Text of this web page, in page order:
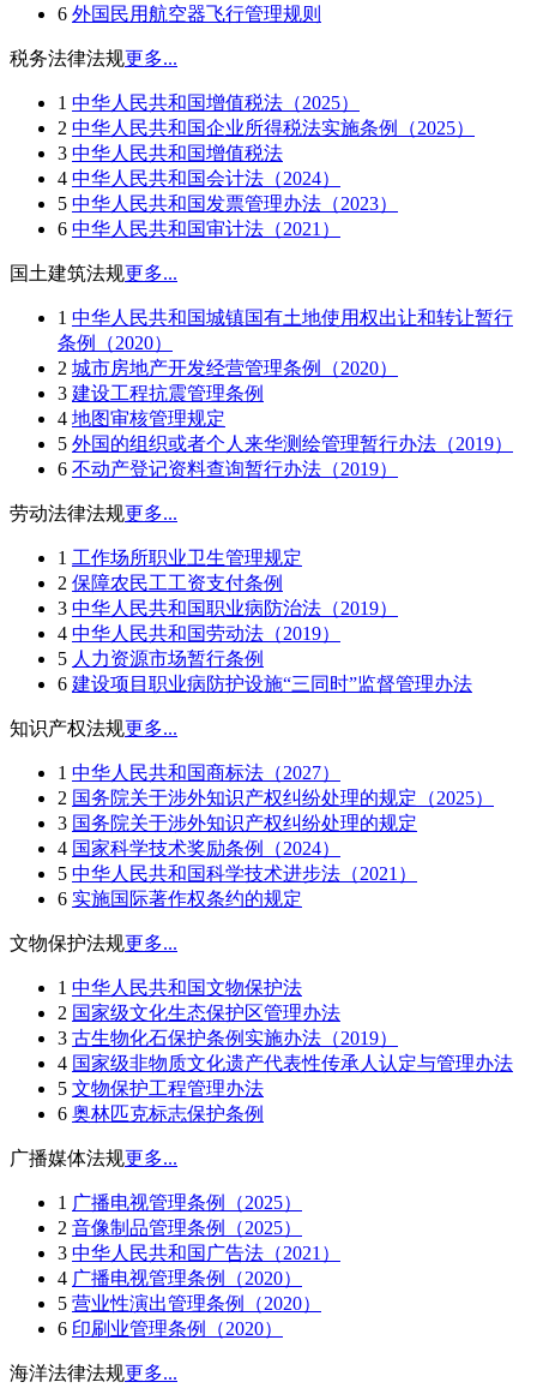
6 外国民用航空器飞行管理规则
税务法律法规更多...
1 中华人民共和国增值税法（2025）
2 中华人民共和国企业所得税法实施条例（2025）
3 中华人民共和国增值税法
4 中华人民共和国会计法（2024）
5 中华人民共和国发票管理办法（2023）
6 中华人民共和国审计法（2021）
国土建筑法规更多...
1 中华人民共和国城镇国有土地使用权出让和转让暂行
条例（2020）
2 城市房地产开发经营管理条例（2020）
3 建设工程抗震管理条例
4 地图审核管理规定
5 外国的组织或者个人来华测绘管理暂行办法（2019）
6 不动产登记资料查询暂行办法（2019）
劳动法律法规更多...
1 工作场所职业卫生管理规定
2 保障农民工工资支付条例
3 中华人民共和国职业病防治法（2019）
4 中华人民共和国劳动法（2019）
5 人力资源市场暂行条例
6 建设项目职业病防护设施“三同时”监督管理办法
知识产权法规更多...
1 中华人民共和国商标法（2027）
2 国务院关于涉外知识产权纠纷处理的规定（2025）
3 国务院关于涉外知识产权纠纷处理的规定
4 国家科学技术奖励条例（2024）
5 中华人民共和国科学技术进步法（2021）
6 实施国际著作权条约的规定
文物保护法规更多...
1 中华人民共和国文物保护法
2 国家级文化生态保护区管理办法
3 古生物化石保护条例实施办法（2019）
4 国家级非物质文化遗产代表性传承人认定与管理办法
5 文物保护工程管理办法
6 奥林匹克标志保护条例
广播媒体法规更多...
1 广播电视管理条例（2025）
2 音像制品管理条例（2025）
3 中华人民共和国广告法（2021）
4 广播电视管理条例（2020）
5 营业性演出管理条例（2020）
6 印刷业管理条例（2020）
海洋法律法规更多...